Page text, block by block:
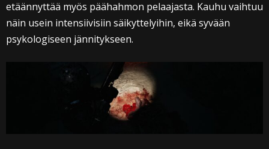
etäännyttää myös päähahmon pelaajasta. Kauhu vaihtuu
näin usein intensiivisiin säikyttelyihin, eikä syvään
psykologiseen jännitykseen.